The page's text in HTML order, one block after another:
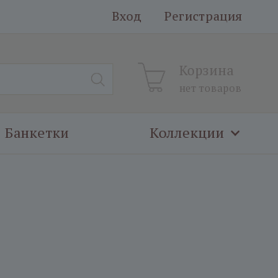
Вход Регистрация
Корзина
нет товаров
Банкетки Коллекции